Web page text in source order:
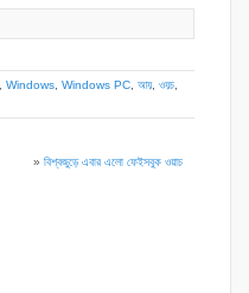
Windows Windows PC আয়, ওয়চ
» বিশ্বজুড়ে এবার এলো ফেইসবুক ওয়াচ